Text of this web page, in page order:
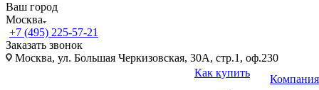
Ваш город
Москва
+7 (495) 225-57-21
Заказать звонок
Москва, ул. Большая Черкизовская, 30А, стр.1, оф.230
Как купить
Компания